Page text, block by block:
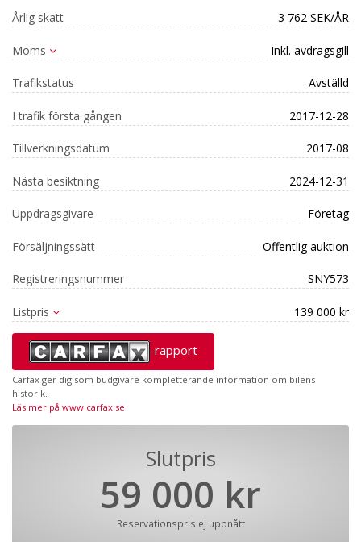
Årlig skatt 3 762 SEK/ÅR
Moms Inkl. avdragsgill
Trafikstatus Avställd
I trafik första gången 2017-12-28
Tillverkningsdatum 2017-08
Nästa besiktning 2024-12-31
Uppdragsgivare Företag
Försäljningssätt Offentlig auktion
Registreringsnummer SNY573
Listpris 139 000 kr
-rapport
Carfax ger dig som budgivare kompletterande information om bilens
historik.
Läs mer på www.carfax.se
Slutpris
59 000 kr
Reservationspris ej uppnått